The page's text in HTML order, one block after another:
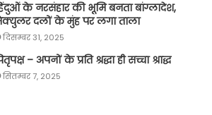
के नरसंहार की भूमि बनता बांग्लादेश,
दलों के मुंह पर लगा ताला
दिसम्बर 31, 2025
– अपनों के प्रति श्रद्धा ही सच्चा श्राद्ध
सितम्बर 7, 2025